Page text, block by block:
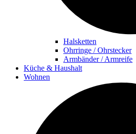
Halsketten
Ohrringe / Ohrstecker
Armbänder / Armreife
Küche & Haushalt
Wohnen